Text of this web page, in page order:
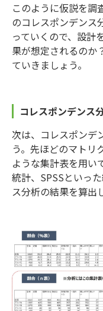
このように仮説を調
のコレスポンデンス
っていくので、設計
果が想定されるのか
ていきましょう。
コレスポンデンス
次は、コレスポンデ
う。先ほどのマトリ
ような集計表を用い
統計、SPSSといっ
ス分析の結果を算出